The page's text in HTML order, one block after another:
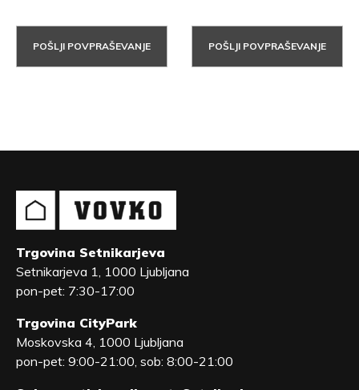
POŠLJI POVPRAŠEVANJE POŠLJI POVPRAŠEVANJE
Trgovina Setnikarjeva
Setnikarjeva 1, 1000 Ljubljana
pon-pet: 7:30-17:00
Trgovina CityPark
Moskovska 4, 1000 Ljubljana
pon-pet: 9:00-21:00, sob: 8:00-21:00